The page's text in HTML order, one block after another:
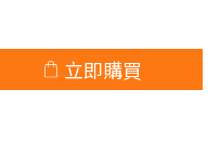
立即購買